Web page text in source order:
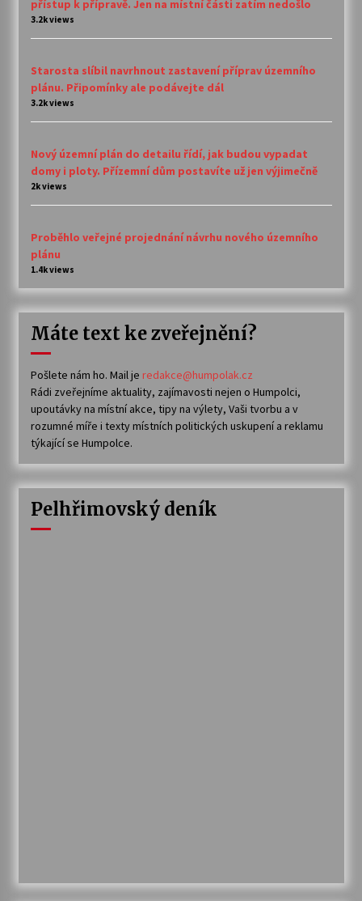
přístup k přípravě. Jen na místní části zatím nedošlo
3.2k views
Starosta slíbil navrhnout zastavení příprav územního
plánu. Připomínky ale podávejte dál
3.2k views
Nový územní plán do detailu řídí, jak budou vypadat
domy i ploty. Přízemní dům postavíte už jen výjimečně
2k views
Proběhlo veřejné projednání návrhu nového územního
plánu
1.4k views
Máte text ke zveřejnění?
Pošlete nám ho. Mail je redakce@humpolak.cz
Rádi zveřejníme aktuality, zajímavosti nejen o Humpolci,
upoutávky na místní akce, tipy na výlety, Vaši tvorbu a v
rozumné míře i texty místních politických uskupení a reklamu
týkající se Humpolce.
Pelhřimovský deník